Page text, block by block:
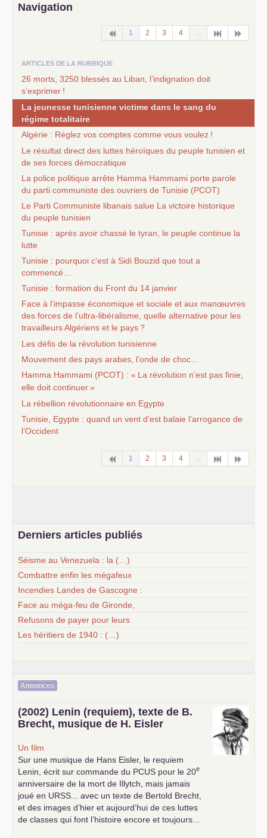
Navigation
1 2 3 4
ARTICLES DE LA RUBRIQUE
26 morts, 3250 blessés au Liban, l’indignation doit
s’exprimer !
La jeunesse tunisienne victime dans le sang du
régime totalitaire
Algérie : Réglez vos comptes comme vous voulez !
Le résultat direct des luttes héroïques du peuple tunisien et
de ses forces démocratique
La police politique arrête Hamma Hammami porte parole
du parti communiste des ouvriers de Tunisie (PCOT)
Le Parti Communiste libanais salue La victoire historique
du peuple tunisien
Tunisie : après avoir chassé le tyran, le peuple continue la
lutte
Tunisie : pourquoi c’est à Sidi Bouzid que tout a
commencé…
Tunisie : formation du Front du 14 janvier
Face à l’impasse économique et sociale et aux manœuvres
des forces de l’ultra-libéralisme, quelle alternative pour les
travailleurs Algériens et le pays?
Les défis de la révolution tunisienne
Mouvement des pays arabes, l’onde de choc…
Hamma Hammami (PCOT) : « La révolution n’est pas finie,
elle doit continuer»
La rébellion révolutionnaire en Egypte
Tunisie, Egypte : quand un vent d’est balaie l’arrogance de
l’Occident
1 2 3 4
Derniers articles publiés
Séisme au Venezuela : la (…)
Combattre enfin les mégafeux
Incendies Landes de Gascogne :
Face au méga-feu de Gironde,
Refusons de payer pour leurs
Les héritiers de 1940 : (…)
Annonces
(2002) Lenin (requiem), texte de B.
Brecht, musique de H. Eisler
Un film
Sur une musique de Hans Eisler, le requiem
Lenin, écrit sur commande du PCUS pour le 20e
anniversaire de la mort de Illytch, mais jamais
joué en URSS ... avec un texte de Bertold Brecht,
et des images d’hier et aujourd’hui de ces luttes
de classes qui font l’histoire encore et toujours...